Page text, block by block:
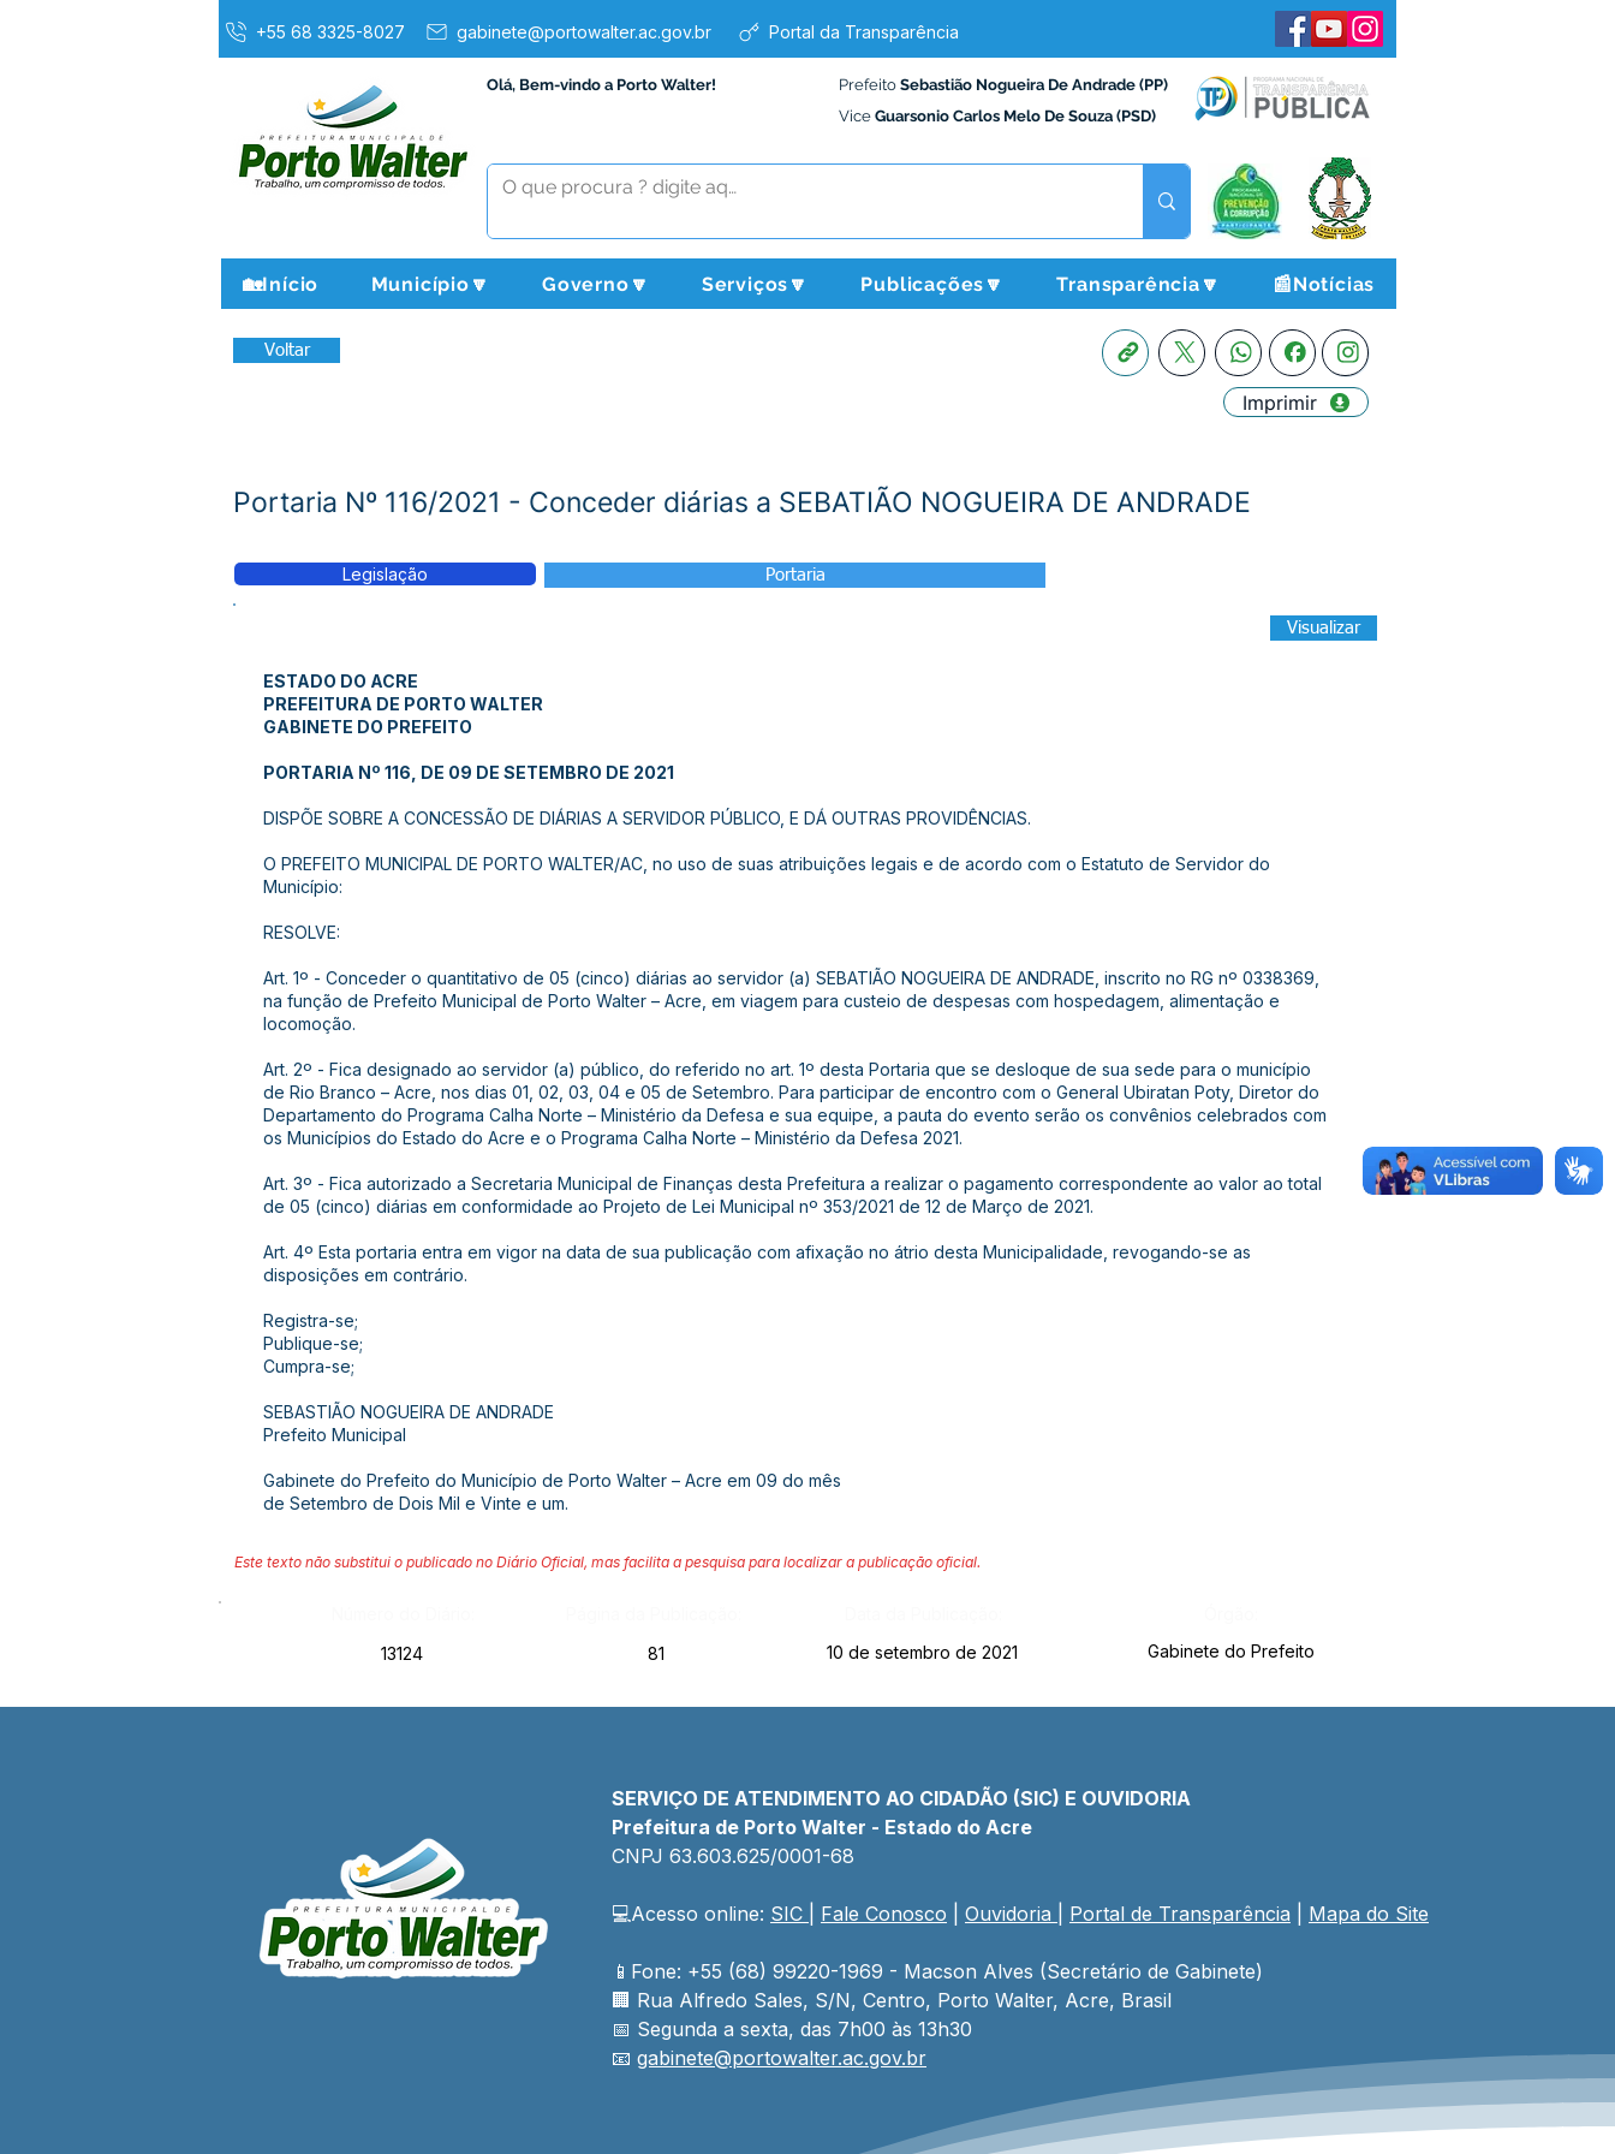
+55 68 3325-8027 gabinete@portowalter.ac.gov.br Portal da Transparência
Olá, Bem-vindo a Porto Walter! Prefeito Sebastião Nogueira De Andrade (PP)
Vice Guarsonio Carlos Melo De Souza (PSD)
🏡Início Município🔽 Governo🔽 Serviços🔽 Publicações🔽 Transparência🔽 📰Notícias
Voltar
Imprimir
Portaria Nº 116/2021 - Conceder diárias a SEBATIÃO NOGUEIRA DE ANDRADE
Legislação Portaria
Visualizar
ESTADO DO ACRE
PREFEITURA DE PORTO WALTER
GABINETE DO PREFEITO
PORTARIA Nº 116, DE 09 DE SETEMBRO DE 2021
DISPÕE SOBRE A CONCESSÃO DE DIÁRIAS A SERVIDOR PÚBLICO, E DÁ OUTRAS PROVIDÊNCIAS.
O PREFEITO MUNICIPAL DE PORTO WALTER/AC, no uso de suas atribuições legais e de acordo com o Estatuto de Servidor do
Município:
RESOLVE:
Art. 1º - Conceder o quantitativo de 05 (cinco) diárias ao servidor (a) SEBATIÃO NOGUEIRA DE ANDRADE, inscrito no RG nº 0338369,
na função de Prefeito Municipal de Porto Walter – Acre, em viagem para custeio de despesas com hospedagem, alimentação e
locomoção.
Art. 2º - Fica designado ao servidor (a) público, do referido no art. 1º desta Portaria que se desloque de sua sede para o município
de Rio Branco – Acre, nos dias 01, 02, 03, 04 e 05 de Setembro. Para participar de encontro com o General Ubiratan Poty, Diretor do
Departamento do Programa Calha Norte – Ministério da Defesa e sua equipe, a pauta do evento serão os convênios celebrados com
os Municípios do Estado do Acre e o Programa Calha Norte – Ministério da Defesa 2021.
Art. 3º - Fica autorizado a Secretaria Municipal de Finanças desta Prefeitura a realizar o pagamento correspondente ao valor ao total
de 05 (cinco) diárias em conformidade ao Projeto de Lei Municipal nº 353/2021 de 12 de Março de 2021.
Art. 4º Esta portaria entra em vigor na data de sua publicação com afixação no átrio desta Municipalidade, revogando-se as
disposições em contrário.
Registra-se;
Publique-se;
Cumpra-se;
SEBASTIÃO NOGUEIRA DE ANDRADE
Prefeito Municipal
Gabinete do Prefeito do Município de Porto Walter – Acre em 09 do mês
de Setembro de Dois Mil e Vinte e um.
Este texto não substitui o publicado no Diário Oficial, mas facilita a pesquisa para localizar a publicação oficial.
13124
81 10 de setembro de 2021 Gabinete do Prefeito
SERVIÇO DE ATENDIMENTO AO CIDADÃO (SIC) E OUVIDORIA
Prefeitura de Porto Walter - Estado do Acre
CNPJ 63.603.625/0001-68
💻Acesso online: SIC Fale Conosco Ouvidoria Portal de Transparência Mapa do Site
📱Fone: +55 (68) 99220-1969 - Macson Alves (Secretário de Gabinete)
🏢 Rua Alfredo Sales, S/N, Centro, Porto Walter, Acre, Brasil
📅 Segunda a sexta, das 7h00 às 13h30
📧 gabinete@portowalter.ac.gov.br